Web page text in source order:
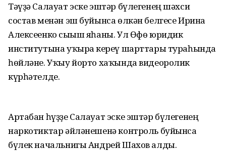
Тәүҙә Салауат эске эштәр бүлегенең шәхси
состав менән эш буйынса өлкән белгесе Ирина
Алексеенко сығыш яһаны. Ул Өфө юридик
институтына уҡырға кереү шарттары тураһында
һөйләне. Уҡыу йорто хаҡында видеоролик
күрһәтелде.
Артабан һүҙҙе Салауат эске эштәр бүлегенең
наркотиктар әйләнешенә контроль буйынса
бүлек начальнигы Андрей Шахов алды.